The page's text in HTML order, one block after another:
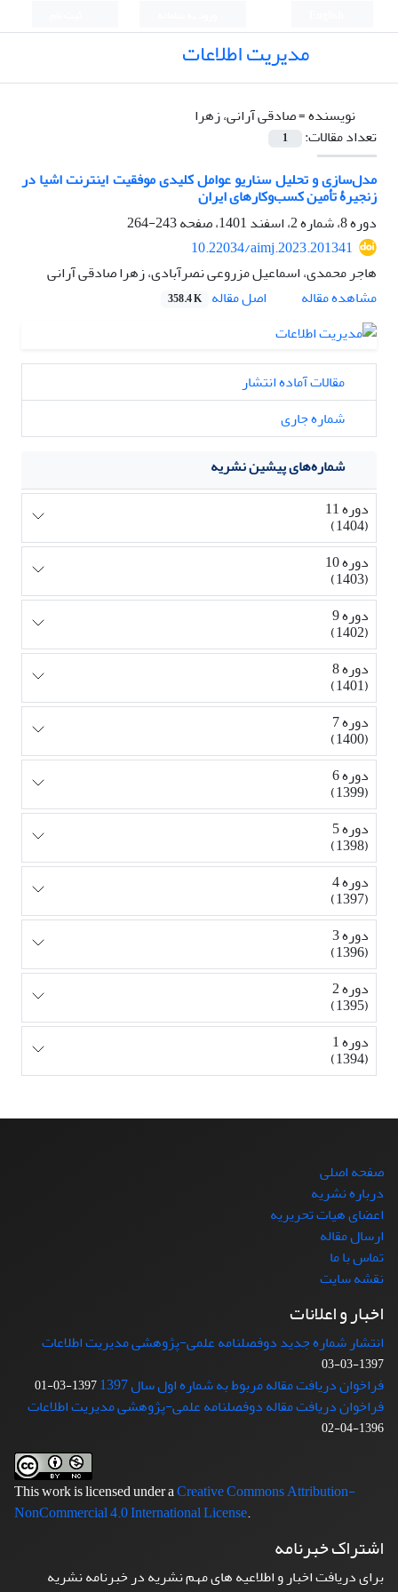
مدیریت اطلاعات
نویسنده =صادقی آرانی، زهرا
تعداد مقالات:
1
مدل‌سازی و تحلیل سناریو عوامل کلیدی موفقیت اینترنت اشیا در
زنجیرۀ تأمین کسب‌وکارهای ایران
دوره 8، شماره 2، اسفند 1401، صفحه
243-264
10.22034/aimj.2023.201341
هاجر محمدی، اسماعیل مزروعی نصرآبادی، زهرا صادقی آرانی
مشاهده مقاله
اصل مقاله 358.4 K
مقالات آماده انتشار
شماره جاری
شماره‌های پیشین نشریه
دوره 11
(1404)
دوره 10
(1403)
دوره 9
(1402)
دوره 8
(1401)
دوره 7
(1400)
دوره 6
(1399)
دوره 5
(1398)
دوره 4
(1397)
دوره 3
(1396)
دوره 2
(1395)
دوره 1
(1394)
صفحه اصلی
درباره نشریه
اعضای هیات تحریریه
ارسال مقاله
تماس با ما
نقشه سایت
اخبار و اعلانات
انتشار شماره جدید دوفصلنامه علمی-پژوهشی مدیریت اطلاعات
1397-03-03
فراخوان دریافت مقاله مربوط به شماره اول سال 1397 1397-03-01
فراخوان دریافت مقاله دوفصلنامه علمی-پژوهشی مدیریت اطلاعات
1396-04-02
This work is licensed under aCreative Commons Attribution-
NonCommercial 4.0 International License.
اشتراک خبرنامه
برای دریافت اخبار و اطلاعیه های مهم نشریه در خبرنامه نشریه